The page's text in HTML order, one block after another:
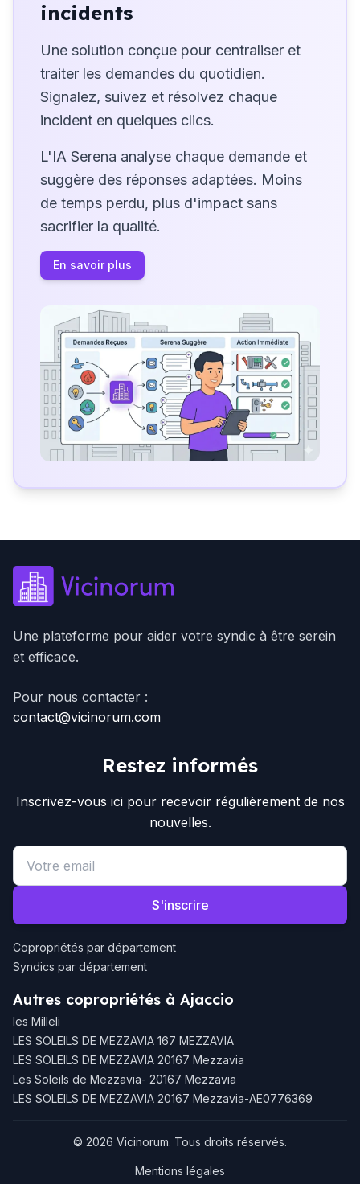
incidents
Une solution conçue pour centraliser et
traiter les demandes du quotidien.
Signalez, suivez et résolvez chaque
incident en quelques clics.
L'IA Serena analyse chaque demande et
suggère des réponses adaptées. Moins
de temps perdu, plus d'impact sans
sacrifier la qualité.
En savoir plus
Une plateforme pour aider votre syndic à être serein
et efficace.
Pour nous contacter :
contact@vicinorum.com
Restez informés
Inscrivez-vous ici pour recevoir régulièrement de nos
nouvelles.
Email address
S'inscrire
Copropriétés par département
Syndics par département
Autres copropriétés à Ajaccio
les Milleli
LES SOLEILS DE MEZZAVIA 167 MEZZAVIA
LES SOLEILS DE MEZZAVIA 20167 Mezzavia
Les Soleils de Mezzavia- 20167 Mezzavia
LES SOLEILS DE MEZZAVIA 20167 Mezzavia-AE0776369
© 2026 Vicinorum. Tous droits réservés.
Mentions légales